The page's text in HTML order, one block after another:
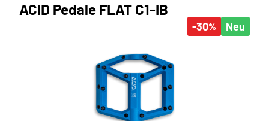
-30% Neu
ACID Pedale FLAT C1-IB